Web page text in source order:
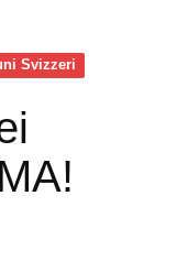
Svizzeri